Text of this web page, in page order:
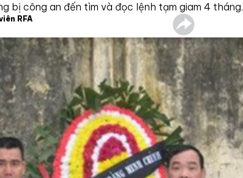
bị công an đến tìm và đọc lệnh tạm giam 4 tháng.
RFA